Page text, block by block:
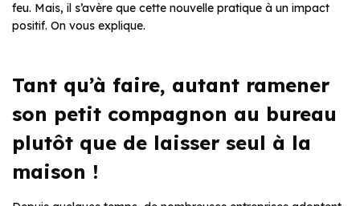
feu. Mais, il s’avère que cette nouvelle pratique à un impact
positif. On vous explique.
Tant qu’à faire, autant ramener
son petit compagnon au bureau
plutôt que de laisser seul à la
maison !